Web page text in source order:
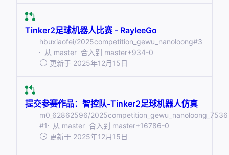
Tinker2足球机器人比赛 - RayleeGo
hbuxiaofei/2025competition_gewu_nanoloong#3
从 master 合入到 master+934-0
更新于 2025年12月15日
提交参赛作品：智控队-Tinker2足球机器人仿真
m0_62862596/2025competition_gewu_nanoloong_7536
#1
从 master 合入到 master+16786-0
更新于 2025年12月15日